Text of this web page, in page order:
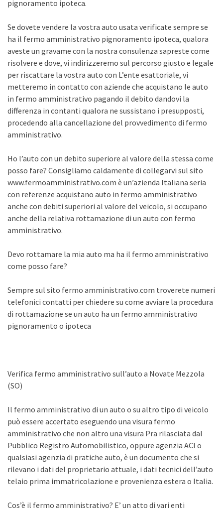
pignoramento ipoteca.
Se dovete vendere la vostra auto usata verificate sempre se
ha il fermo amministrativo pignoramento ipoteca, qualora
aveste un gravame con la nostra consulenza sapreste come
risolvere e dove, vi indirizzeremo sul percorso giusto e legale
per riscattare la vostra auto con L’ente esattoriale, vi
metteremo in contatto con aziende che acquistano le auto
in fermo amministrativo pagando il debito dandovi la
differenza in contanti qualora ne sussistano i presupposti,
procedendo alla cancellazione del provvedimento di fermo
amministrativo.
Ho l’auto con un debito superiore al valore della stessa come
posso fare? Consigliamo caldamente di collegarvi sul sito
www.fermoamministrativo.com è un’azienda Italiana seria
con referenze acquistano auto in fermo amministrativo
anche con debiti superiori al valore del veicolo, si occupano
anche della relativa rottamazione di un auto con fermo
amministrativo.
Devo rottamare la mia auto ma ha il fermo amministrativo
come posso fare?
Sempre sul sito fermo amministrativo.com troverete numeri
telefonici contatti per chiedere su come avviare la procedura
di rottamazione se un auto ha un fermo amministrativo
pignoramento o ipoteca
Verifica fermo amministrativo sull’auto a Novate Mezzola
(SO)
Il fermo amministrativo di un auto o su altro tipo di veicolo
può essere accertato eseguendo una visura fermo
amministrativo che non altro una visura Pra rilasciata dal
Pubblico Registro Automobilistico, oppure agenzia ACI o
qualsiasi agenzia di pratiche auto, è un documento che si
rilevano i dati del proprietario attuale, i dati tecnici dell’auto
telaio prima immatricolazione e provenienza estera o Italia.
Cos’è il fermo amministrativo? E’ un atto di vari enti